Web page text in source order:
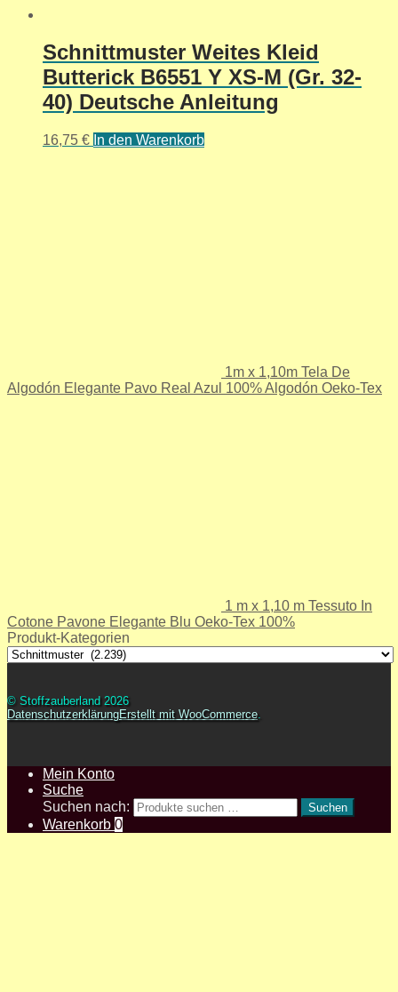
Schnittmuster Weites Kleid
Butterick B6551 Y XS-M (Gr. 32-
40) Deutsche Anleitung
16,75 € In den Warenkorb
1m x 1,10m Tela De
Algodón Elegante Pavo Real Azul 100% Algodón Oeko-Tex
1 m x 1,10 m Tessuto In
Cotone Pavone Elegante Blu Oeko-Tex 100%
Produkt-Kategorien
© Stoffzauberland 2026
DatenschutzerklärungErstellt mit WooCommerce.
Mein Konto
Suche
Suchen nach:
Suchen
Warenkorb 0